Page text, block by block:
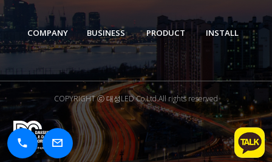
COMPANY BUSINESS PRODUCT INSTALL
COPYRIGHT ⓒ 대성LED Co.Ltd.All rights reserved